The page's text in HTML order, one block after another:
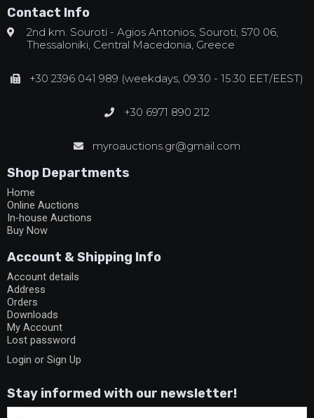
Contact Info
2nd km. Souroti - Agios Antonios, Souroti, 570 06,
Thessaloniki, Central Macedonia, Greece
+30 2396 041 989 (weekdays, 09:30 - 15:30 EET/EEST)
+30 6971 890 212
myroauctions.gr@gmail.com
Shop Departments
Home
Online Auctions
In-house Auctions
Buy Now
Account & Shipping Info
Account details
Address
Orders
Downloads
My Account
Lost password
Login or Sign Up
Stay informed with our newsletter!